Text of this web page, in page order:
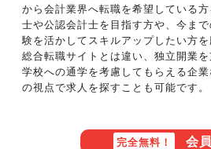
から会計業界へ転職を希望している
士や公認会計士を目指す方や、今ま
験を活かしてスキルアップしたい方を
総合転職サイトとは違い、独立開業
学校への通学を考慮してもらえる企
の視点で求人を探すことも可能です。
完全無料！ 会